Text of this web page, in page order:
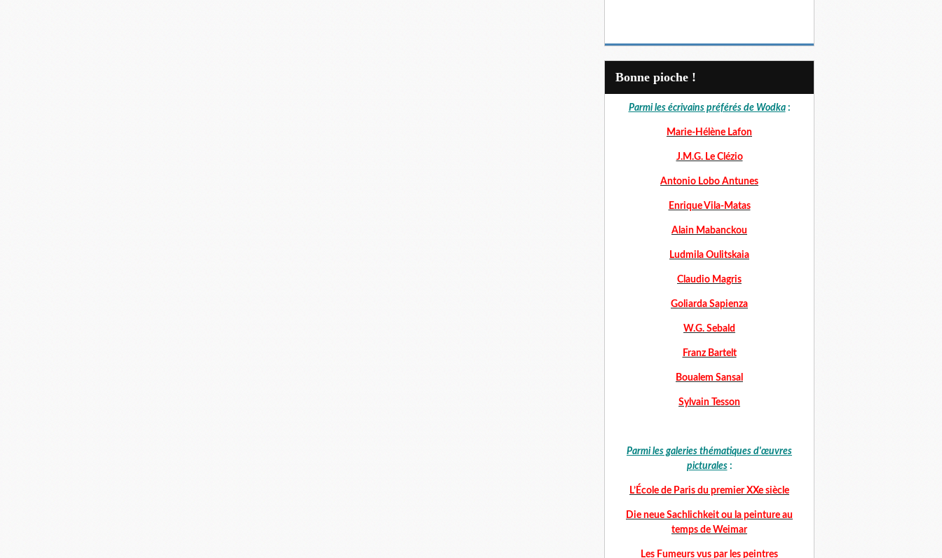
Bonne pioche !
Parmi les écrivains préférés de Wodka:
Marie-Hélène Lafon
J.M.G. Le Clézio
Antonio Lobo Antunes
Enrique Vila-Matas
Alain Mabanckou
Ludmila Oulitskaia
Claudio Magris
Goliarda Sapienza
W.G. Sebald
Franz Bartelt
Boualem Sansal
Sylvain Tesson
Parmi les galeries thématiques d'œuvres
picturales:
L’École de Paris du premier XXe siècle
Die neue Sachlichkeit ou la peinture au
temps de Weimar
Les Fumeurs vus par les peintres